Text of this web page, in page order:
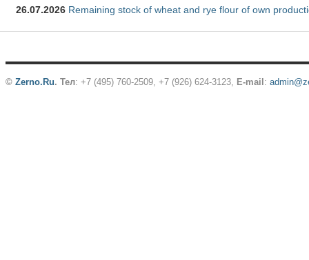
26.07.2026 Remaining stock of wheat and rye flour of own
© Zerno.Ru. Тел: +7 (495) 760-2509, +7 (926) 624-3123, E-mail :